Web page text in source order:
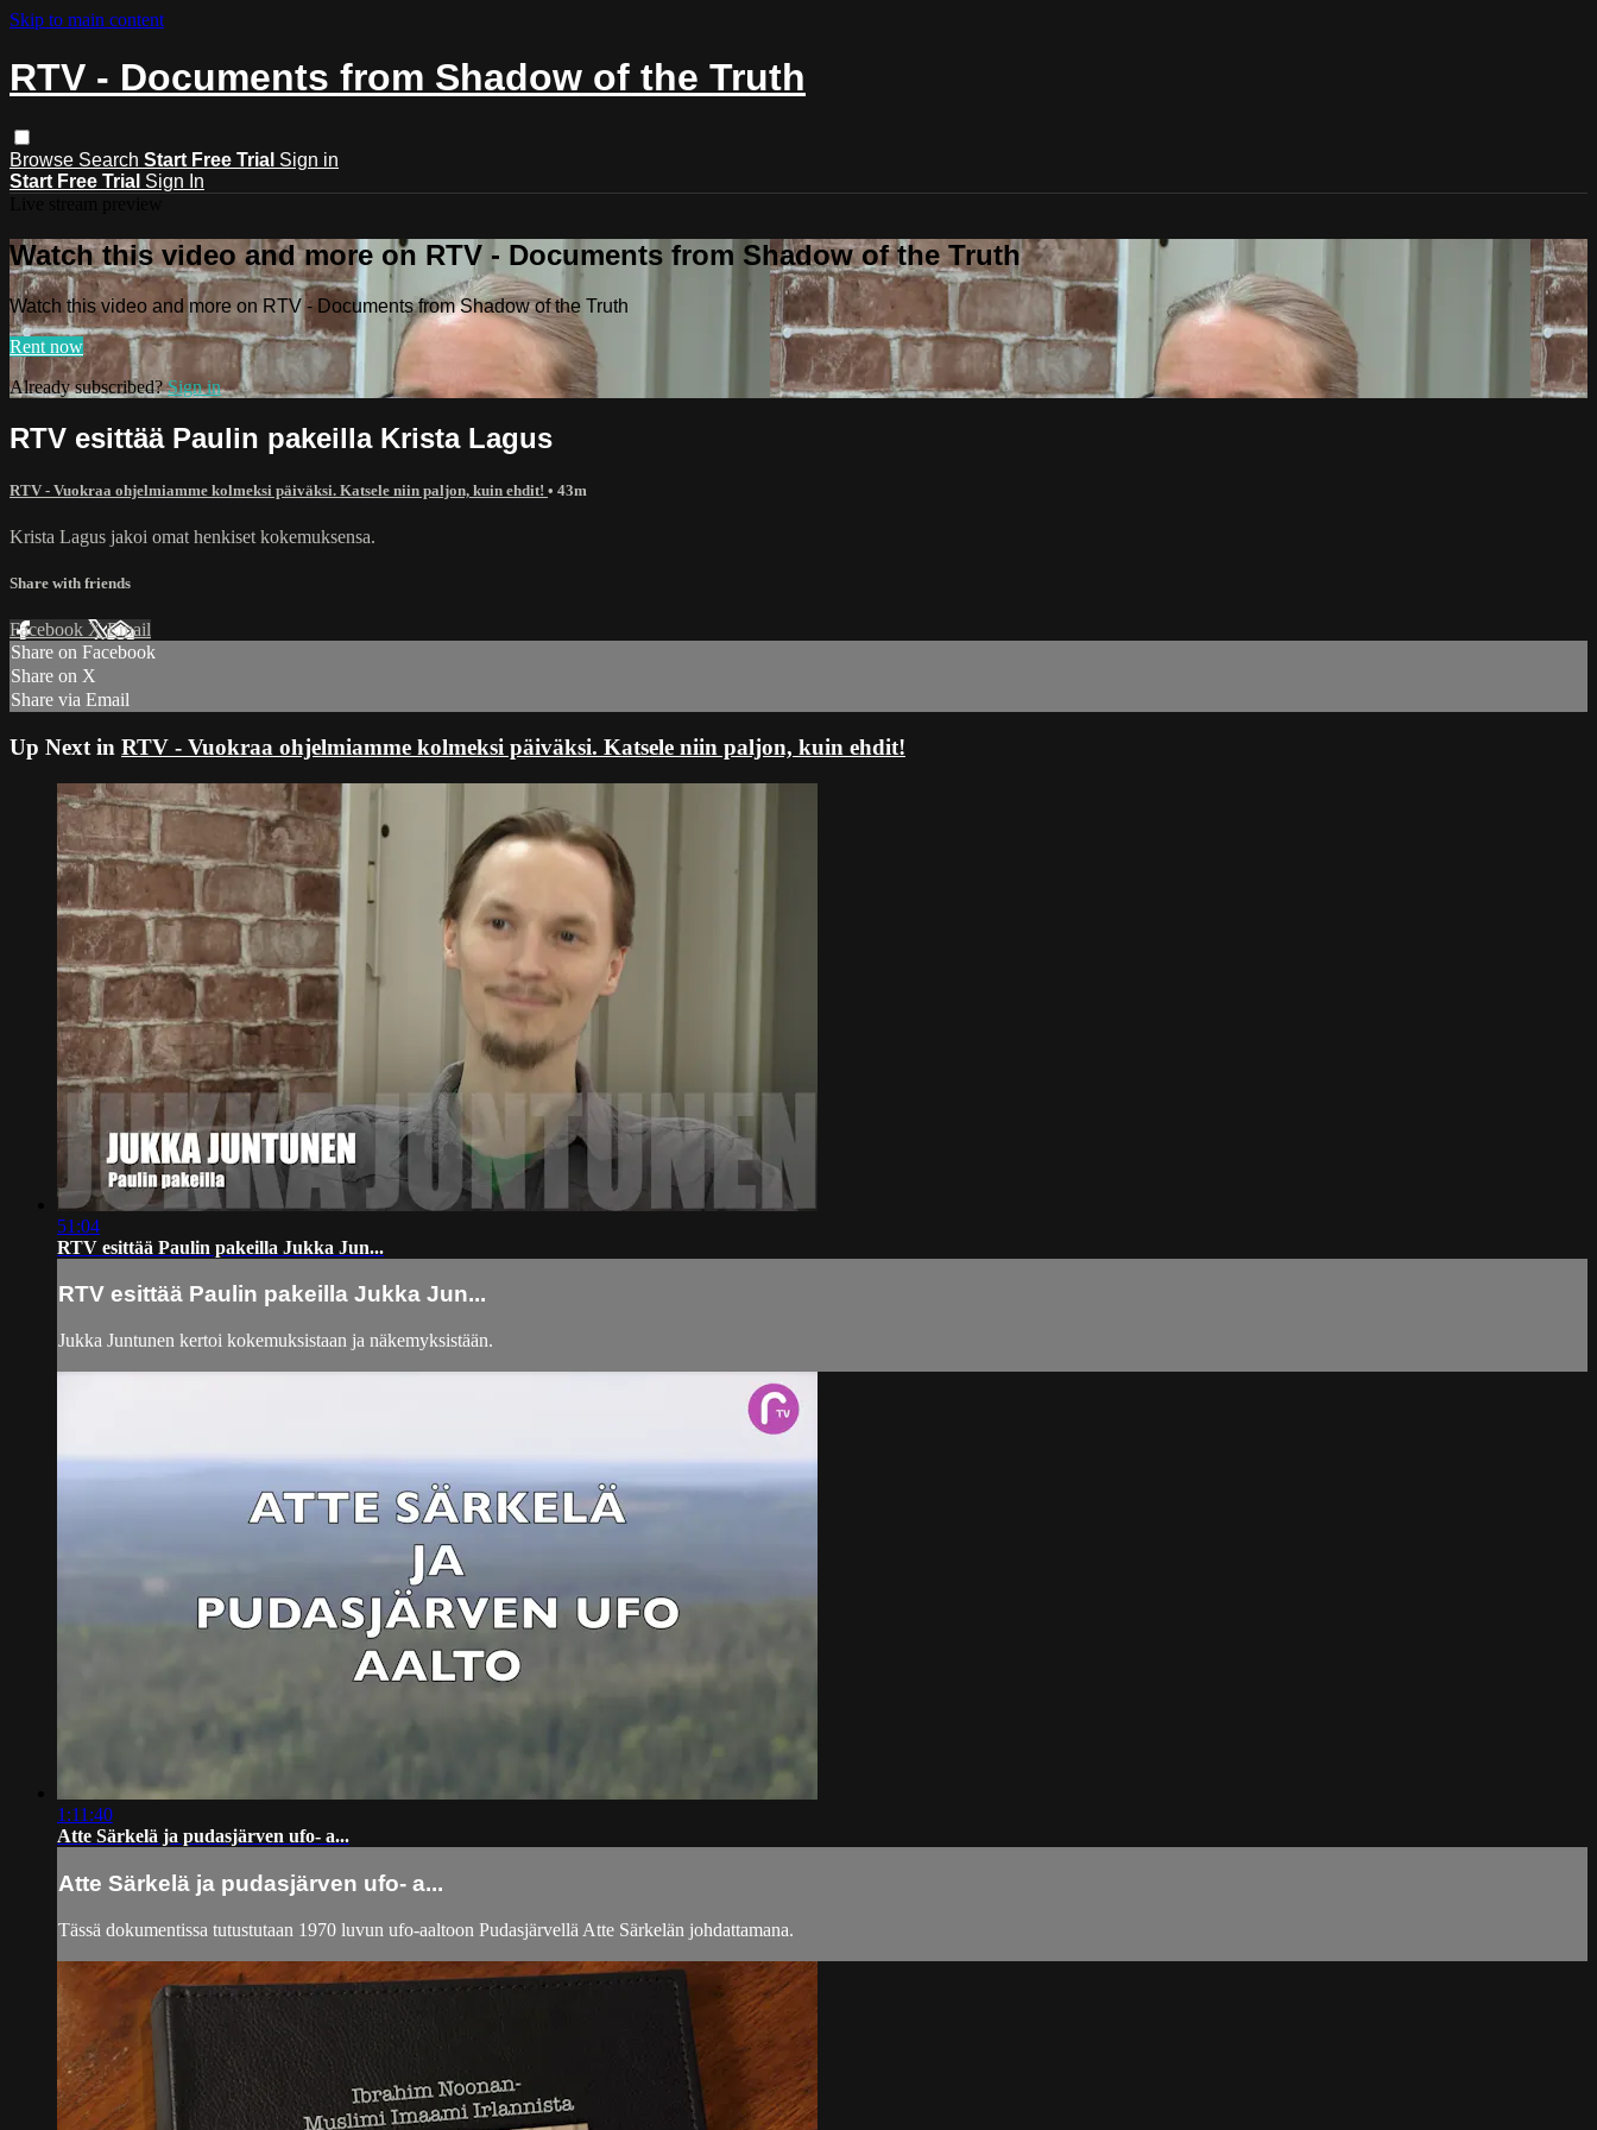
Skip to main content
RTV - Documents from Shadow of the Truth
Browse Search Start Free Trial Sign in
Start Free Trial Sign In
Watch this video and more on RTV - Documents from Shadow of the Truth
Watch this video and more on RTV - Documents from Shadow of the Truth
Rent now
Already subscribed?Sign in
RTV esittää Paulin pakeilla Krista Lagus
RTV - Vuokraa ohjelmiamme kolmeksi päiväksi. Katsele niin paljon, kuin ehdit! • 43m
Krista Lagus jakoi omat henkiset kokemuksensa.
Share with friends
Facebook XEmail
Share on Facebook
Share on X
Share via Email
Up Next in RTV - Vuokraa ohjelmiamme kolmeksi päiväksi. Katsele niin paljon, kuin ehdit!
51:04
RTV esittää Paulin pakeilla Jukka Jun...
RTV esittää Paulin pakeilla Jukka Jun...
Jukka Juntunen kertoi kokemuksistaan ja näkemyksistään.
1:11:40
Atte Särkelä ja pudasjärven ufo- a...
Atte Särkelä ja pudasjärven ufo- a...
Tässä dokumentissa tutustutaan 1970 luvun ufo-aaltoon Pudasjärvellä Atte Särkelän johdattamana.